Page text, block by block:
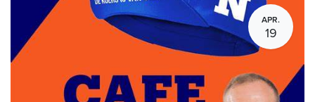
APR.
19